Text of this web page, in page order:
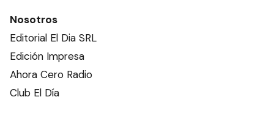
Nosotros
Editorial El Dia SRL
Edición Impresa
Ahora Cero Radio
Club El Día